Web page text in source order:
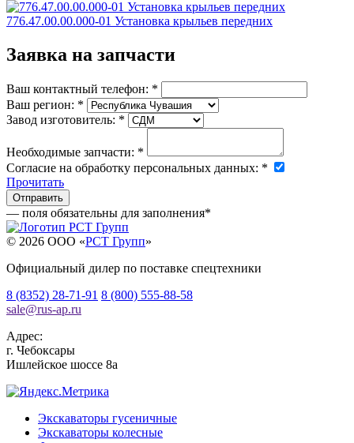
776.47.00.00.000-01 Установка крыльев передних
Заявка на запчасти
Ваш контактный телефон: *
Ваш регион: *
Завод изготовитель: *
Необходимые запчасти: *
Согласие на обработку персональных данных: *
Прочитать
— поля обязательны для заполнения*
© 2026 OOO «РСТ Групп»
Официальный дилер по поставке спецтехники
8 (8352) 28-71-91 8 (800) 555-88-58
sale@rus-ap.ru
Адрес:
г. Чебоксары
Ишлейское шоссе 8а
Экскаваторы гусеничные
Экскаваторы колесные